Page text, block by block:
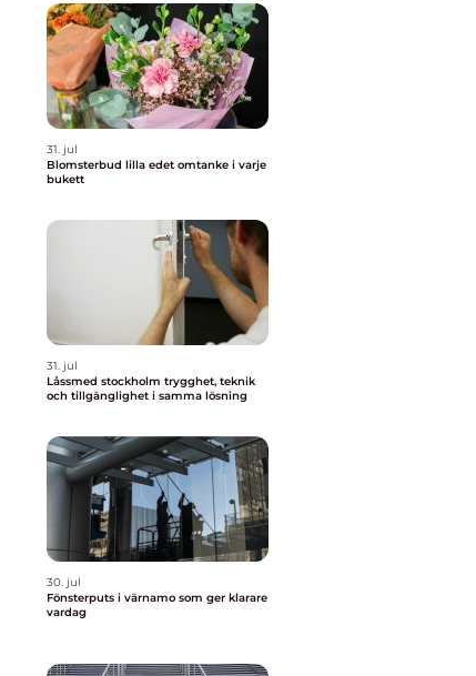
31. jul
Blomsterbud lilla edet omtanke i varje
bukett
31. jul
Låssmed stockholm trygghet, teknik
och tillgänglighet i samma lösning
30. jul
Fönsterputs i värnamo som ger klarare
vardag